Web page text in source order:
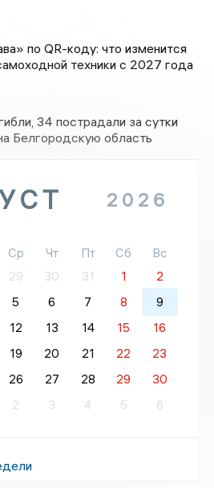
по QR-коду: что изменится
техники с 2027 года
34 пострадали за сутки
Белгородскую область
2026
Ср Чт Пт Сб
Вс
29 30 31 1
2
5 6 7 8
9
12 13 14 15
16
19 20 21 22
23
26 27 28 29
30
2 3 4 5 6